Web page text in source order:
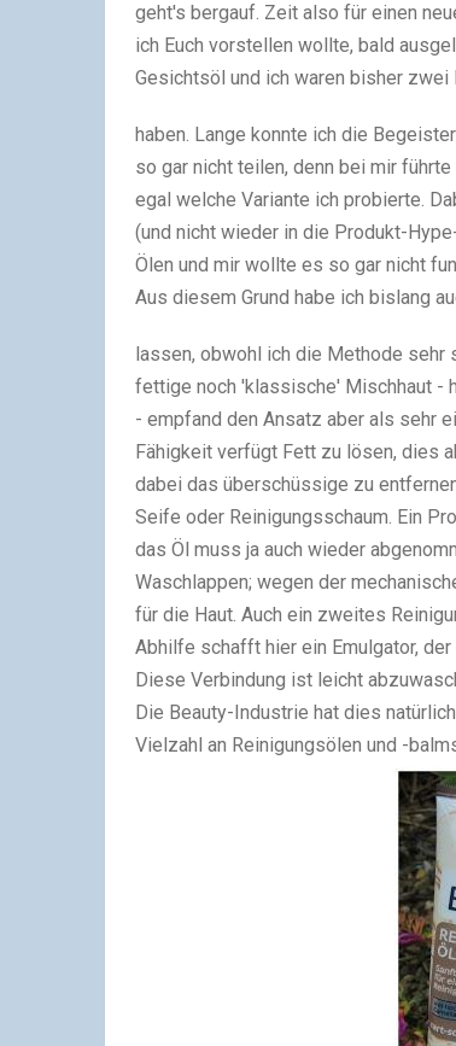
geht's bergauf. Zeit also für einen
ich Euch vorstellen wollte, bald
Gesichtsöl und ich waren bisher
haben. Lange konnte ich die
so gar nicht teilen, denn bei mir
egal welche Variante ich probierte.
(und nicht wieder in die Produkt-
Ölen und mir wollte es so gar nicht
Aus diesem Grund habe ich bislang
lassen, obwohl ich die Methode sehr
fettige noch 'klassische' Mischhaut -
- empfand den Ansatz aber als sehr
Fähigkeit verfügt Fett zu lösen, dies
dabei das überschüssige zu
Seife oder Reinigungsschaum. Ein
das Öl muss ja auch wieder
Waschlappen; wegen der
für die Haut. Auch ein zweites
Abhilfe schafft hier ein Emulgator,
Diese Verbindung ist leicht
Die Beauty-Industrie hat dies
Vielzahl an Reinigungsölen und -